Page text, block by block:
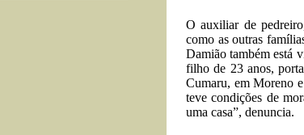
O auxiliar de
como as outras
Damião também está
filho de 23 anos,
Cumaru, em Moreno
teve condições de
uma casa”, denuncia.